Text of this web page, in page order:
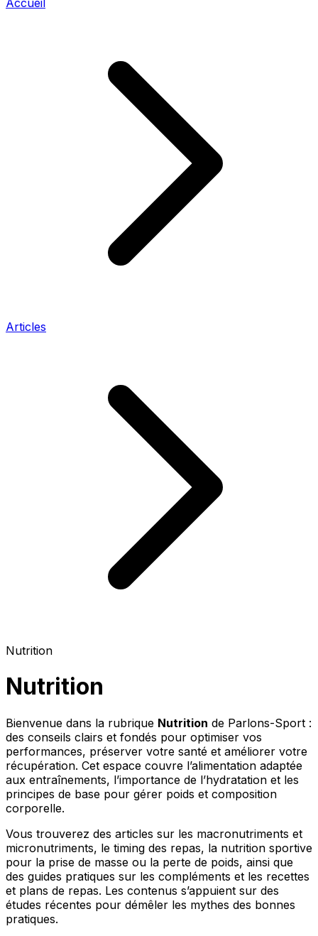
Accueil
Articles
Nutrition
Nutrition
Bienvenue dans la rubrique Nutrition de Parlons-Sport :
des conseils clairs et fondés pour optimiser vos
performances, préserver votre santé et améliorer votre
récupération. Cet espace couvre l’alimentation adaptée
aux entraînements, l’importance de l’hydratation et les
principes de base pour gérer poids et composition
corporelle.
Vous trouverez des articles sur les macronutriments et
micronutriments, le timing des repas, la nutrition sportive
pour la prise de masse ou la perte de poids, ainsi que
des guides pratiques sur les compléments et les recettes
et plans de repas. Les contenus s’appuient sur des
études récentes pour démêler les mythes des bonnes
pratiques.